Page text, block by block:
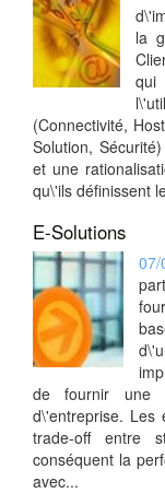
la
qui
(Connectivité,
Solution,
et une
qu\'ils définissent
E-Solutions
de fournir une
d\'entreprise. Les
trade-off entre
conséquent la
avec...